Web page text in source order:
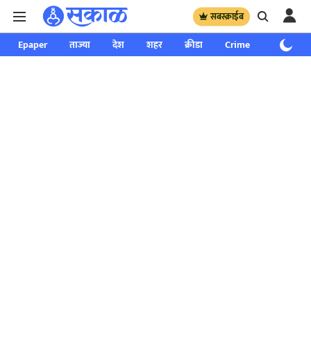
सबस्क्राईब
Epaper ताज्या देश शहर क्रीडा Crime साप्ताहिक